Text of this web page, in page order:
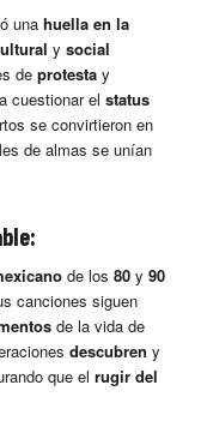
una huella en la
y social
de protesta y
cuestionar el status
se convirtieron en
de almas se unían
de los 80 y 90
canciones siguen
de la vida de
descubren y
que el rugir del